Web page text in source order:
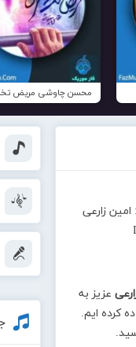
محسن چاوشی مریض
زارعی
عزیز به
آماده کرده ایم.